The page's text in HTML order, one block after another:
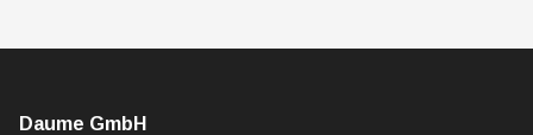
Daume GmbH